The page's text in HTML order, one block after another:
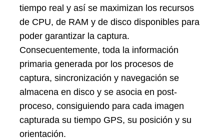
tiempo real y así se maximizan los recursos
de CPU, de RAM y de disco disponibles para
poder garantizar la captura.
Consecuentemente, toda la información
primaria generada por los procesos de
captura, sincronización y navegación se
almacena en disco y se asocia en post-
proceso, consiguiendo para cada imagen
capturada su tiempo GPS, su posición y su
orientación.